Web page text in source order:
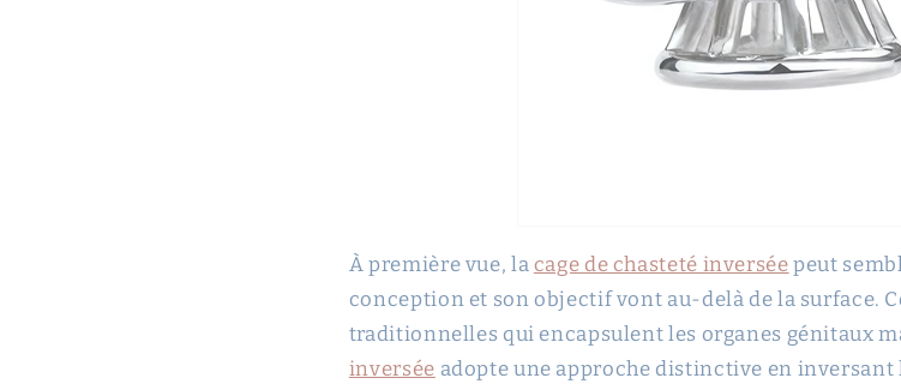
À première vue, la cage de chasteté inversée peut
conception et son objectif vont au-delà de la surface.
traditionnelles qui encapsulent les organes génitaux
inversée adopte une approche distinctive en